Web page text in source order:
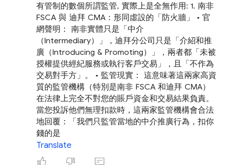
有管制的數個所謂監管, 實際上是全無作用: 1. 南非
FSCA 與 迪拜 CMA：形同虛設的「防火牆」 • 官
網聲明： 南非實體只是「中介
（Intermediary）」，迪拜分公司只是「介紹和推
廣（Introducing & Promoting）」，兩者都「未被
授權提供經紀服務或執行客戶交易」，且「不作為
交易對手方」。 • 監管現實： 這意味著這兩家高資
質的監管機構（特別是南非 FSCA 和迪拜 CMA）
在法律上完全不對您的賬戶資金和交易結果負責。
當您投訴他們無理扣款時，這兩家監管機構會合法
地回覆：「我們只監管當地的中介推廣行為，扣你
錢的是
Translate